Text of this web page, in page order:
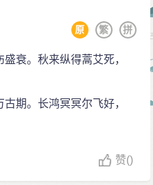
拼
繁
原
衰。秋来纵得蒿艾死，
期。长鸿冥冥尔飞好，
赞()